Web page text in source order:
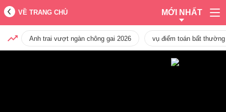
VỀ TRANG CHỦ MỚI NHẤT
Anh trai vượt ngàn chông gai 2026 vụ điểm toán bất